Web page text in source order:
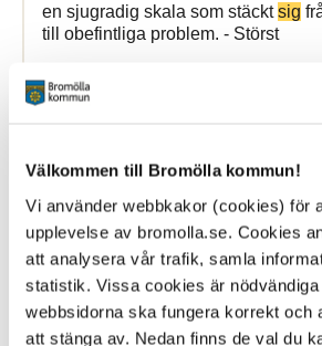
Välkommen till Bromölla kommun!
Vi använder webbkakor (cookies) för
upplevelse av bromolla.se. Cookies
att analysera vår trafik, samla
statistik. Vissa cookies är
webbsidorna ska fungera korrekt och
att stänga av. Nedan finns de val du
en sjugradig skala som stäcktsig
till obefintliga problem. - Störst
[Arkiverad] Filip Jönsson -
Sands storkök
11 September 2025
största intresse har alltid varit mat